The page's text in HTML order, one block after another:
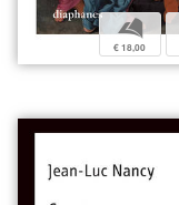
b
€ 18,00